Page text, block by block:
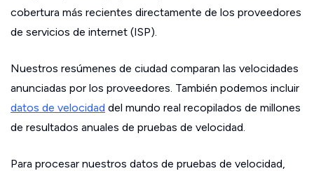
cobertura más recientes directamente de los proveedores
de servicios de internet (ISP).
Nuestros resúmenes de ciudad comparan las velocidades
anunciadas por los proveedores. También podemos incluir
datos de velocidad del mundo real recopilados de millones
de resultados anuales de pruebas de velocidad.
Para procesar nuestros datos de pruebas de velocidad,